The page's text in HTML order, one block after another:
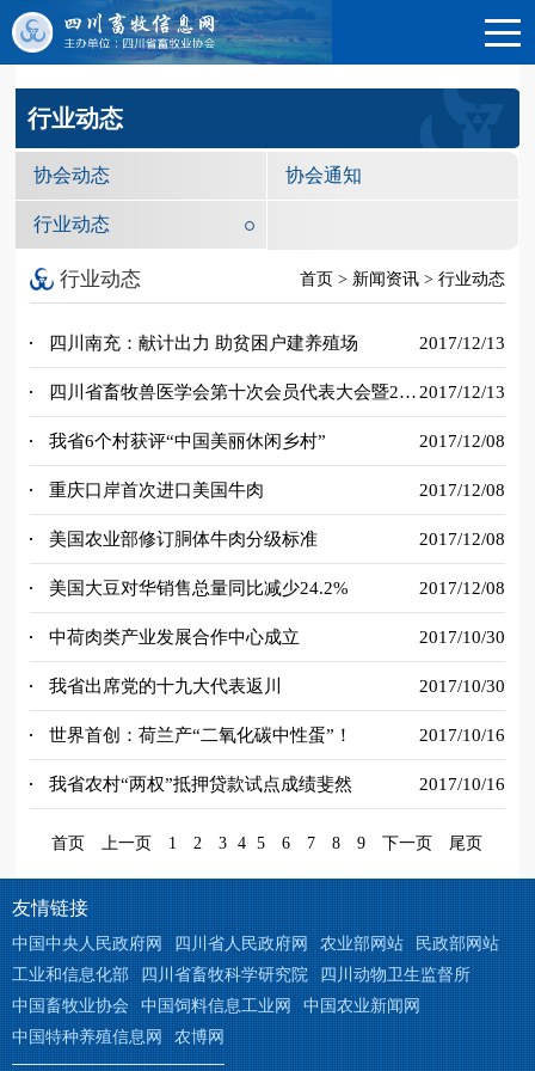
行业动态
协会动态 协会通知
行业动态
行业动态 首页 > 新闻资讯 > 行业动态
2017/12/13
四川南充：献计出力 助贫困户建养殖场
2017/12/13
四川省畜牧兽医学会第十次会员代表大会暨2017年学术年会、“畜科杯”首届天府畜牧兽医...
2017/12/08
我省6个村获评“中国美丽休闲乡村”
2017/12/08
重庆口岸首次进口美国牛肉
2017/12/08
美国农业部修订胴体牛肉分级标准
2017/12/08
美国大豆对华销售总量同比减少24.2%
2017/10/30
中荷肉类产业发展合作中心成立
2017/10/30
我省出席党的十九大代表返川
2017/10/16
世界首创：荷兰产“二氧化碳中性蛋”！
2017/10/16
我省农村“两权”抵押贷款试点成绩斐然
首页 上一页 1 2 3 4 5 6 7 8 9 下一页 尾页
友情链接
中国中央人民政府网 四川省人民政府网 农业部网站
民政部网站
工业和信息化部
四川省畜牧科学研究院
四川动物卫生监督所
中国畜牧业协会
中国饲料信息工业网
中国农业新闻网
中国特种养殖信息网
农博网